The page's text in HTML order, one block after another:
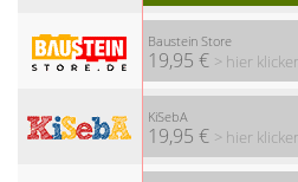
Baustein Store
19,95 € > hier
KiSebA
19,95 € > hier